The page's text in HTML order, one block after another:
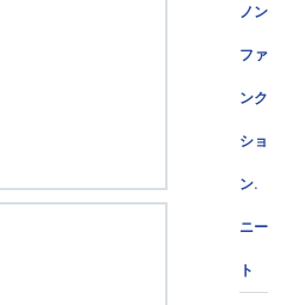
ノン
ファ
ンク
ショ
ン.
ニー
ト